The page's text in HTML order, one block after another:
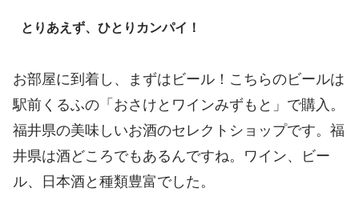
とりあえず、ひとりカンパイ！
お部屋に到着し、まずはビール！こちらのビールは
駅前くるふの「おさけとワインみずもと」で購入。
福井県の美味しいお酒のセレクトショップです。福
井県は酒どころでもあるんですね。ワイン、ビー
ル、日本酒と種類豊富でした。